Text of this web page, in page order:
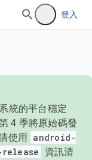
登入
統的平台穩定
4 季將原始碼發
使用 android-
資訊清